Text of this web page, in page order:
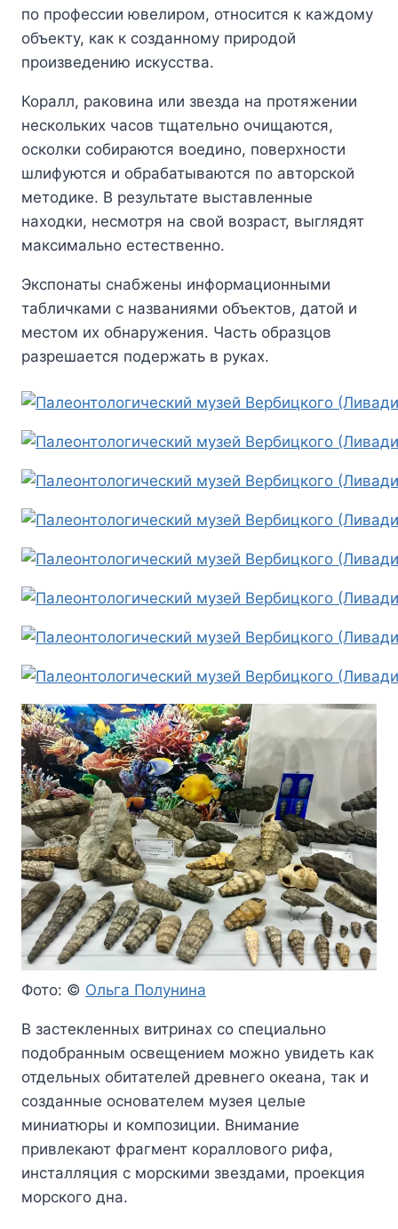
по профессии ювелиром, относится к каждому
объекту, как к созданному природой
произведению искусства.
Коралл, раковина или звезда на протяжении
нескольких часов тщательно очищаются,
осколки собираются воедино, поверхности
шлифуются и обрабатываются по авторской
методике. В результате выставленные
находки, несмотря на свой возраст, выглядят
максимально естественно.
Экспонаты снабжены информационными
табличками с названиями объектов, датой и
местом их обнаружения. Часть образцов
разрешается подержать в руках.
Фото: © Ольга Полунина
В застекленных витринах со специально
подобранным освещением можно увидеть как
отдельных обитателей древнего океана, так и
созданные основателем музея целые
миниатюры и композиции. Внимание
привлекают фрагмент кораллового рифа,
инсталляция с морскими звездами, проекция
морского дна.